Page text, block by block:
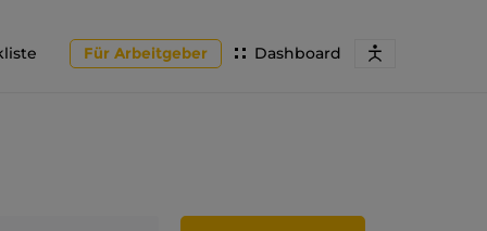
Dashboard
Für Arbeitgeber